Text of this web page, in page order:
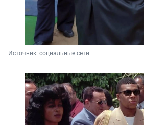
Источник: социальные сети